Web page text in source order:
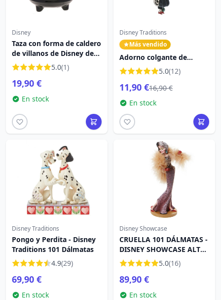
Disney
Taza con forma de caldero
de villanos de Disney de
400 ml
5.0(1)
19,90 €
En stock
Disney Traditions
Más vendido
Adorno colgante de
Cruella - DISNEY
TRADITIONS
5.0(12)
11,90 €16,90 €
En stock
Disney Traditions
Pongo y Perdita - Disney
Traditions 101 Dálmatas
4.9(29)
69,90 €
En stock
Disney Showcase
CRUELLA 101 DÁLMATAS -
DISNEY SHOWCASE ALTA
COSTURA
5.0(16)
89,90 €
En stock